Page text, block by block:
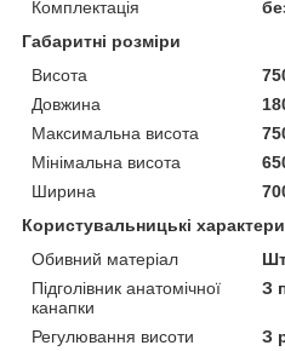
Комплектація
Габаритні розміри
Висота
Довжина
Максимальна висота
Мінімальна висота
Ширина
Користувальницькі
Обивний матеріал
Підголівник анатомічної
канапки
З
Регулювання висоти
З